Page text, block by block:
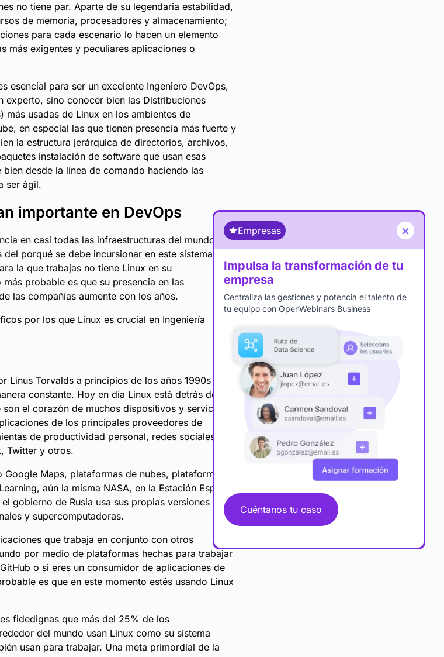
no tiene par. Aparte de su legendaria estabilidad,
de memoria, procesadores y almacenamiento;
para cada escenario lo hacen un elemento
más exigentes y peculiares aplicaciones o
esencial para ser un excelente Ingeniero DevOps,
experto, sino conocer bien las Distribuciones
más usadas de Linux en los ambientes de
en especial las que tienen presencia más fuerte y
la estructura jerárquica de directorios, archivos,
instalación de software que usan esas
desde la línea de comando haciendo las
ser ágil.
importante en DevOps
en casi todas las infraestructuras del mundo
porqué se debe incursionar en este sistema
la que trabajas no tiene Linux en su
probable es que su presencia en las
las compañías aumente con los años.
por los que Linux es crucial en Ingeniería
Linus Torvalds a principios de los años 1990s ha
constante. Hoy en día Linux está detrás de
el corazón de muchos dispositivos y servicios,
de los principales proveedores de
de productividad personal, redes sociales de
Twitter y otros.
Maps, plataformas de nubes, plataformas de
aún la misma NASA, en la Estación Espacial
gobierno de Rusia usa sus propias versiones de
y supercomputadoras.
que trabaja en conjunto con otros
por medio de plataformas hechas para trabajar
o si eres un consumidor de aplicaciones de
es que en este momento estés usando Linux
fidedignas que más del 25% de los
del mundo usan Linux como su sistema
usan para trabajar. Una meta primordial de la
Empresas ×
Impulsa la transformación de tu
empresa
Centraliza las gestiones y potencia el talento de
tu equipo con OpenWebinars Business
Cuéntanos tu caso